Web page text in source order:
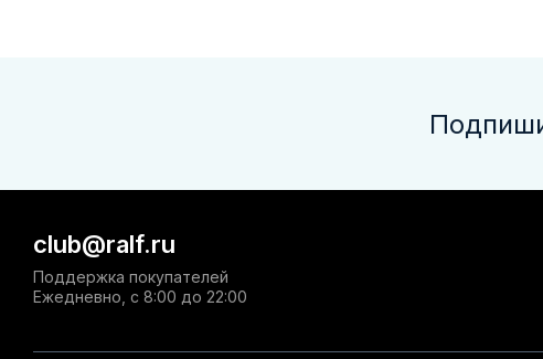
club@ralf.ru
Поддержка покупателей
Ежедневно, с 8:00 до 22:00